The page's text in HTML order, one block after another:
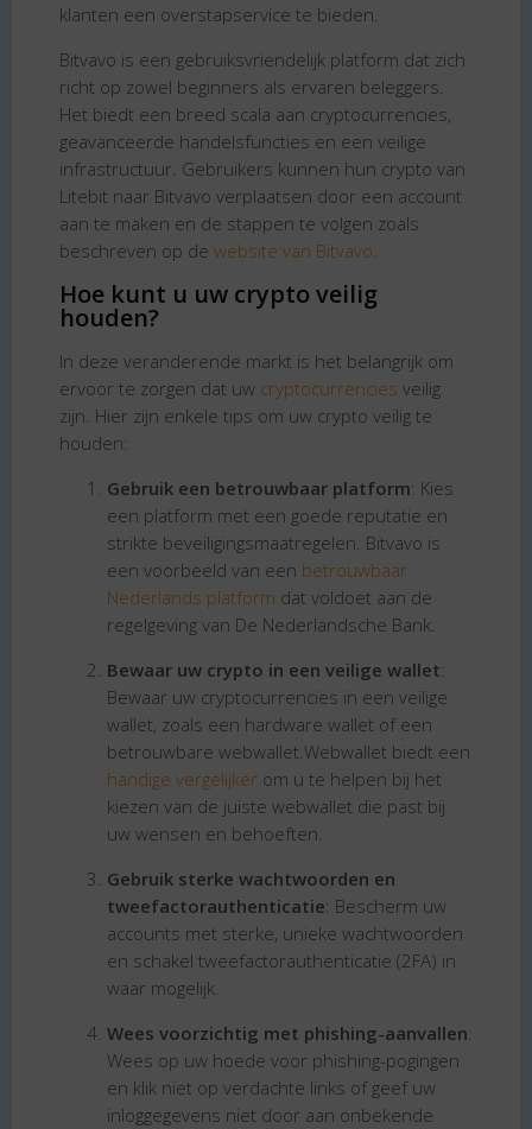
klanten een overstapservice te bieden.
Bitvavo is een gebruiksvriendelijk platform dat zich
richt op zowel beginners als ervaren beleggers.
Het biedt een breed scala aan cryptocurrencies,
geavanceerde handelsfuncties en een veilige
infrastructuur. Gebruikers kunnen hun crypto van
Litebit naar Bitvavo verplaatsen door een account
aan te maken en de stappen te volgen zoals
beschreven op de website van Bitvavo.
Hoe kunt u uw crypto veilig
houden?
In deze veranderende markt is het belangrijk om
ervoor te zorgen dat uw cryptocurrencies veilig
zijn. Hier zijn enkele tips om uw crypto veilig te
houden:
Gebruik een betrouwbaar platform: Kies
een platform met een goede reputatie en
strikte beveiligingsmaatregelen. Bitvavo is
een voorbeeld van een betrouwbaar
Nederlands platform dat voldoet aan de
regelgeving van De Nederlandsche Bank.
Bewaar uw crypto in een veilige wallet:
Bewaar uw cryptocurrencies in een veilige
wallet, zoals een hardware wallet of een
betrouwbare webwallet.Webwallet biedt een
handige vergelijker om u te helpen bij het
kiezen van de juiste webwallet die past bij
uw wensen en behoeften.
Gebruik sterke wachtwoorden en
tweefactorauthenticatie: Bescherm uw
accounts met sterke, unieke wachtwoorden
en schakel tweefactorauthenticatie (2FA) in
waar mogelijk.
Wees voorzichtig met phishing-aanvallen:
Wees op uw hoede voor phishing-pogingen
en klik niet op verdachte links of geef uw
inloggegevens niet door aan onbekende